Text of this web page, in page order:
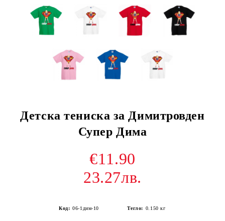
Детска тениска за Димитровден
Супер Дима
€11.90
23.27лв.
Код: 06-1дим-10 Тегло: 0.150 кг